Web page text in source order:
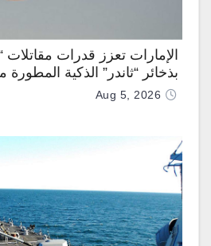
بذخائر “ثاندر” الذكية المطورة
Aug 5, 2026